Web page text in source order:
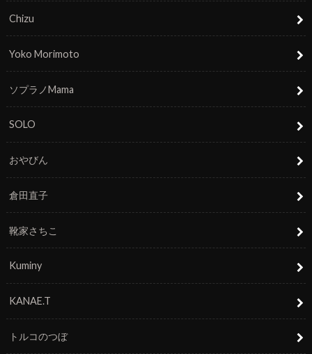
Chizu
Yoko Morimoto
ソプラノMama
SOLO
おやびん
倉田直子
靴家さちこ
Kuminy
KANAE.T
トルコのつぼ